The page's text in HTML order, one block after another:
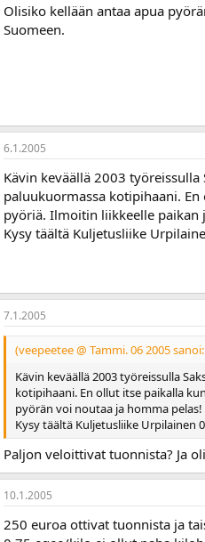
Olisiko kellään antaa apua
Suomeen.
6.1.2005
Kävin keväällä 2003
paluukuormassa kotipihaani.
pyöriä. Ilmoitin liikkeelle paikan
Kysy täältä Kuljetusliike
7.1.2005
(veepeetee @ Tammi. 06 2005 sanoi:
Kävin keväällä 2003 työreissulla
kotipihaani. En ollut itse paikalla
pyörän voi noutaa ja homma pelas!
Kysy täältä Kuljetusliike Urpilainen
Paljon veloittivat tuonnista? Ja
10.1.2005
250 euroa ottivat tuonnista ja